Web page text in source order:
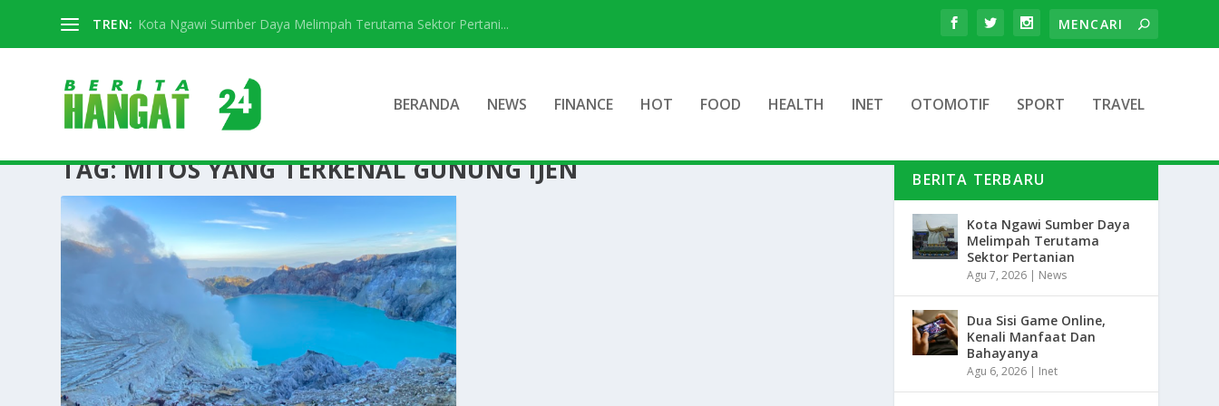
TREN: Kota Ngawi Sumber Daya Melimpah Terutama Sektor Pertani...
BERANDA NEWS FINANCE HOT FOOD HEALTH INET OTOMOTIF SPORT TRAVEL
TAG:MITOS YANG TERKENAL GUNUNG IJEN BERITA TERBARU
Kota Ngawi Sumber Daya
Melimpah Terutama
Sektor Pertanian
Agu 7, 2026 | News
Dua Sisi Game Online,
Kenali Manfaat Dan
Bahayanya
Agu 6, 2026 | Inet